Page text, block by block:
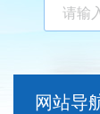
网站导